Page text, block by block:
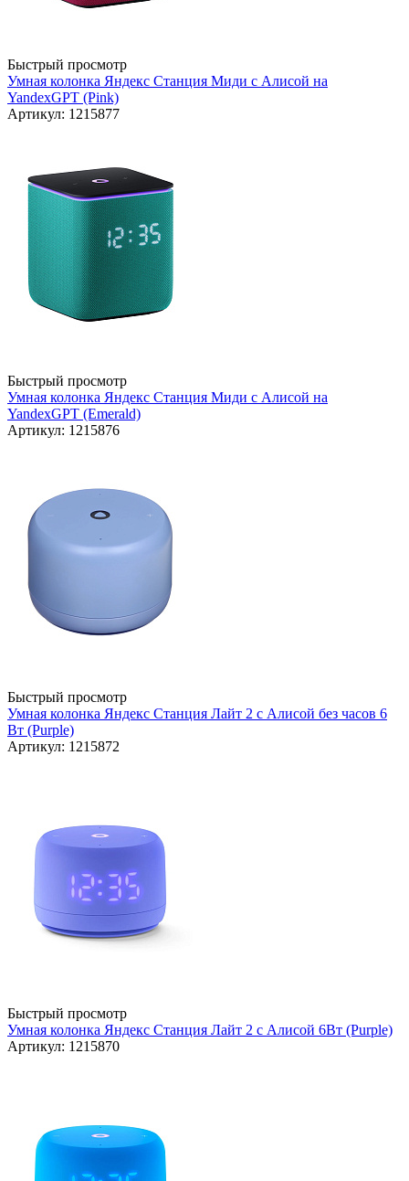
Быстрый просмотр
Умная колонка Яндекс Станция Миди с Алисой на
YandexGPT (Pink)
Артикул: 1215877
Быстрый просмотр
Умная колонка Яндекс Станция Миди с Алисой на
YandexGPT (Emerald)
Артикул: 1215876
Быстрый просмотр
Умная колонка Яндекс Станция Лайт 2 с Алисой без часов 6
Вт (Purple)
Артикул: 1215872
Быстрый просмотр
Умная колонка Яндекс Станция Лайт 2 с Алисой 6Вт (Purple)
Артикул: 1215870